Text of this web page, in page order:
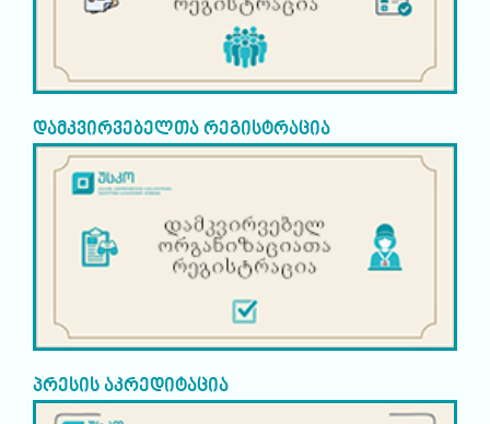
დამკვირვებელთა რეგისტრაცია
პრესის აკრედიტაცია